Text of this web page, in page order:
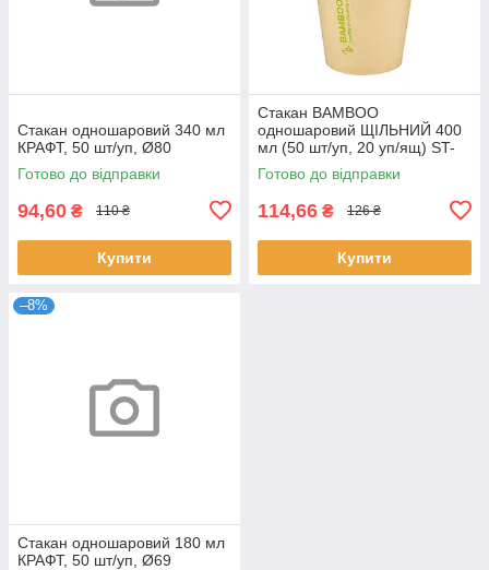
Стакан одношаровий 340 мл
КРАФТ, 50 шт/уп, Ø80
Готово до відправки
94,60 ₴ 110 ₴
Купити
Стакан ВАМВОО
одношаровий ЩІЛЬНИЙ 400
мл (50 шт/уп, 20 уп/ящ) ST-
90
Готово до відправки
114,66 ₴ 126 ₴
Купити
–8%
Стакан одношаровий 180 мл
КРАФТ, 50 шт/уп, Ø69